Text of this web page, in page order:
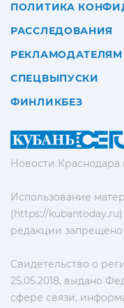
Новости Краснодара
Использование
(https://
редакции запрещено
Свидетельство о
25.05.2018, выдано
сфере связи,
ПОЛИТИКА
РАССЛЕДОВАНИЯ
РЕКЛАМОДАТЕЛЯМ
СПЕЦВЫПУСКИ
ФИНЛИКБЕЗ